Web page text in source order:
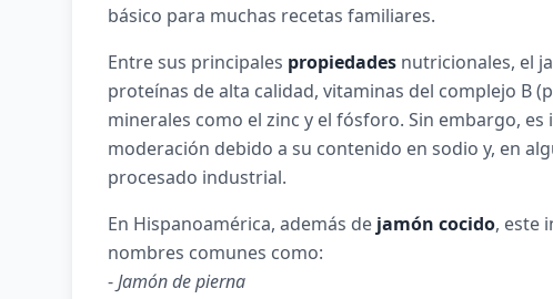
básico para muchas recetas familiares.
Entre sus principales propiedadesnutricionales, el
proteínas de alta calidad, vitaminas del complejo B
minerales como el zinc y el fósforo. Sin embargo,
moderación debido a su contenido en sodio y, en
procesado industrial.
En Hispanoamérica, además de jamón cocido, este
nombres comunes como:
-Jamón de pierna